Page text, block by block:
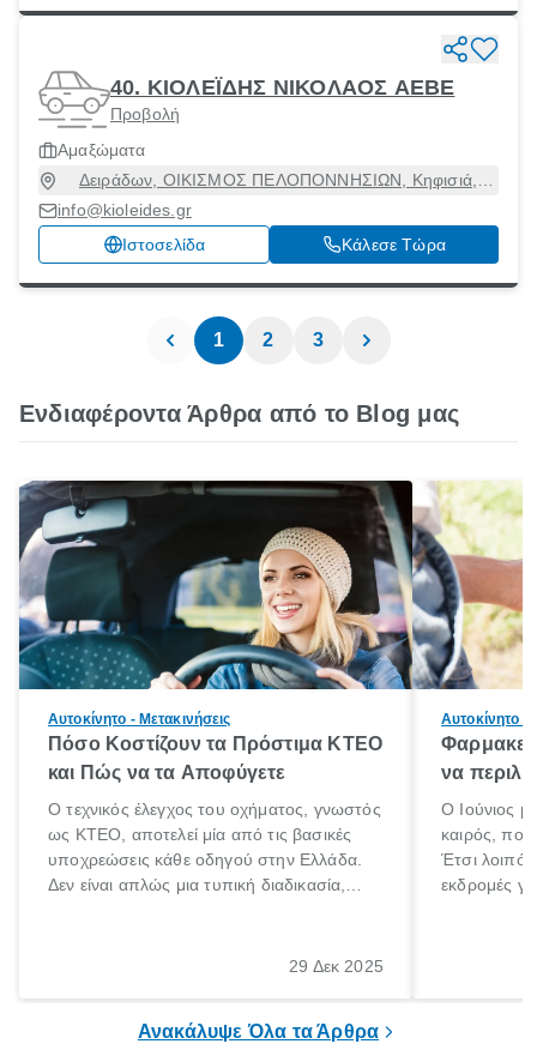
40. ΚΙΟΛΕΪΔΗΣ ΝΙΚΟΛΑΟΣ ΑΕΒΕ
Προβολή
Αμαξώματα
Δειράδων, ΟΙΚΙΣΜΟΣ ΠΕΛΟΠΟΝΝΗΣΙΩΝ, Κηφισιά,
info@kioleides.gr
Ιστοσελίδα
Κάλεσε Τώρα
1 2 3
Ενδιαφέροντα Άρθρα από το Blog μας
Αυτοκίνητο - Μετακινήσεις
Πόσο Κοστίζουν τα Πρόστιμα ΚΤΕΟ
και Πώς να τα Αποφύγετε
Ο τεχνικός έλεγχος του οχήματος, γνωστός
ως ΚΤΕΟ, αποτελεί μία από τις βασικές
υποχρεώσεις κάθε οδηγού στην Ελλάδα.
Δεν είναι απλώς μια τυπική διαδικασία,
οδηγών και του περιβάλλοντος. Ωστόσο,
29 Δεκ 2025
Αυτοκίνητο -
να
Ο Ιούνιος
καιρός, που
Έτσι
εκδρομές
Ανακάλυψε Όλα τα Άρθρα